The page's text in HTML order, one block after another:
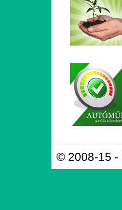
© 2008-15 -